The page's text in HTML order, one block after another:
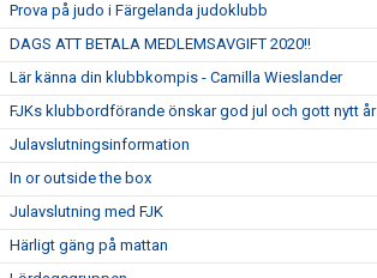
Prova på judo i Färgelanda judoklubb
DAGS ATT BETALA MEDLEMSAVGIFT 2020!!
Lär känna din klubbkompis - Camilla Wieslander
FJKs klubbordförande önskar god jul och gott nytt år
Julavslutningsinformation
In or outside the box
Julavslutning med FJK
Härligt gäng på mattan